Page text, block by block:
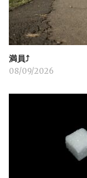
ン
満員⤴︎
08/09/2026